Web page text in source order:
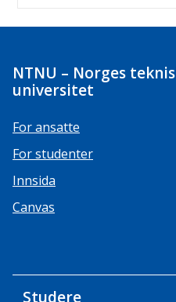
NTNU – Norges
universitet
For ansatte
For studenter
Innsida
Canvas
Studere